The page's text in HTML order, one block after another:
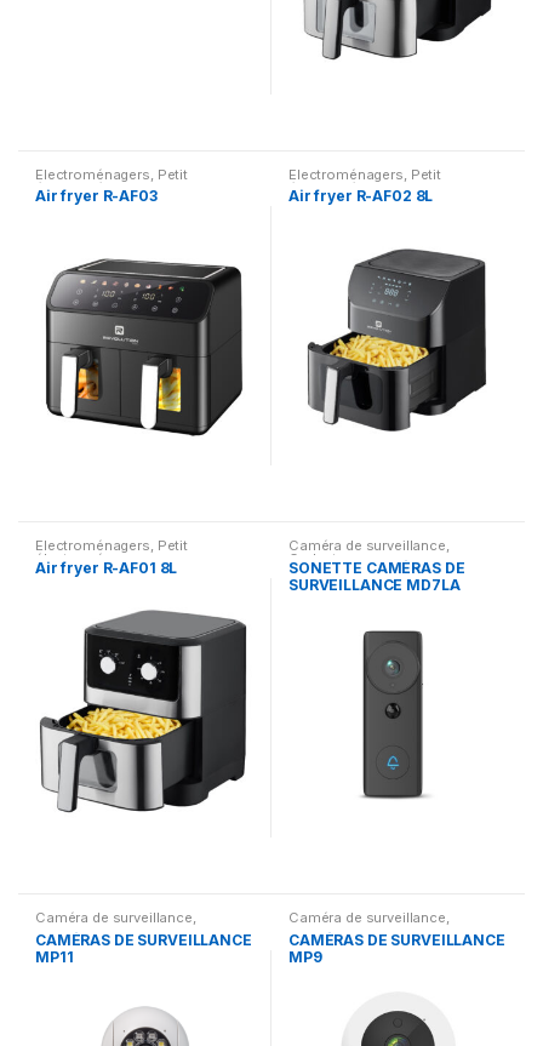
Electroménagers Petit
électroménager
Air fryer R-AF03
Electroménagers Petit
électroménager
Air fryer R-AF02 8L
Electroménagers, Petit
électroménager
Air fryer R-AF01 8L
Caméra de surveillance,
Gadgets
SONETTE CAMÉRAS DE
SURVEILLANCE MD7LA
Caméra de surveillance,
Gadgets
CAMÉRAS DE SURVEILLANCE
MP11
Caméra de surveillance,
Gadgets
CAMÉRAS DE SURVEILLANCE
MP9